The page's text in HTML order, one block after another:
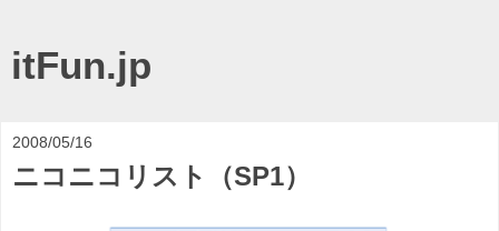
itFun.jp
2008/05/16
ニコニコリスト（SP1）